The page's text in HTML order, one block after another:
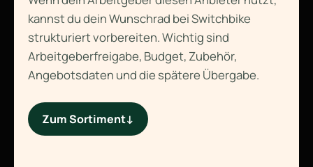
kannst du dein Wunschrad bei Switchbike
strukturiert vorbereiten. Wichtig sind
Arbeitgeberfreigabe, Budget, Zubehör,
Angebotsdaten und die spätere Übergabe.
Zum Sortiment↓